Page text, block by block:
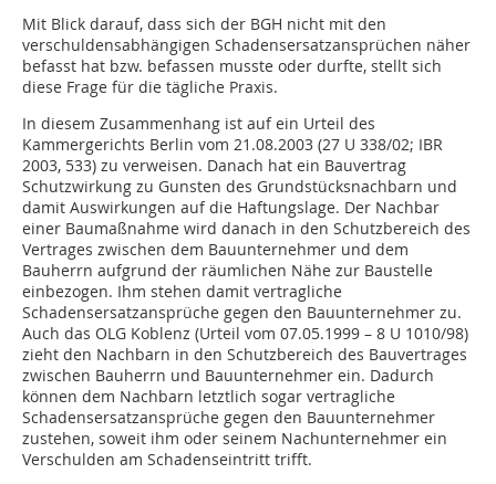
Mit Blick darauf, dass sich der BGH nicht mit den
verschuldensabhängigen Schadensersatzansprüchen näher
befasst hat bzw. befassen musste oder durfte, stellt sich
diese Frage für die tägliche Praxis.
In diesem Zusammenhang ist auf ein Urteil des
Kammergerichts Berlin vom 21.08.2003 (27 U 338/02; IBR
2003, 533) zu verweisen. Danach hat ein Bauvertrag
Schutzwirkung zu Gunsten des Grundstücksnachbarn und
damit Auswirkungen auf die Haftungslage. Der Nachbar
einer Baumaßnahme wird danach in den Schutzbereich des
Vertrages zwischen dem Bauunternehmer und dem
Bauherrn aufgrund der räumlichen Nähe zur Baustelle
einbezogen. Ihm stehen damit vertragliche
Schadensersatzansprüche gegen den Bauunternehmer zu.
Auch das OLG Koblenz (Urteil vom 07.05.1999 – 8 U 1010/98)
zieht den Nachbarn in den Schutzbereich des Bauvertrages
zwischen Bauherrn und Bauunternehmer ein. Dadurch
können dem Nachbarn letztlich sogar vertragliche
Schadensersatzansprüche gegen den Bauunternehmer
zustehen, soweit ihm oder seinem Nachunternehmer ein
Verschulden am Schadenseintritt trifft.